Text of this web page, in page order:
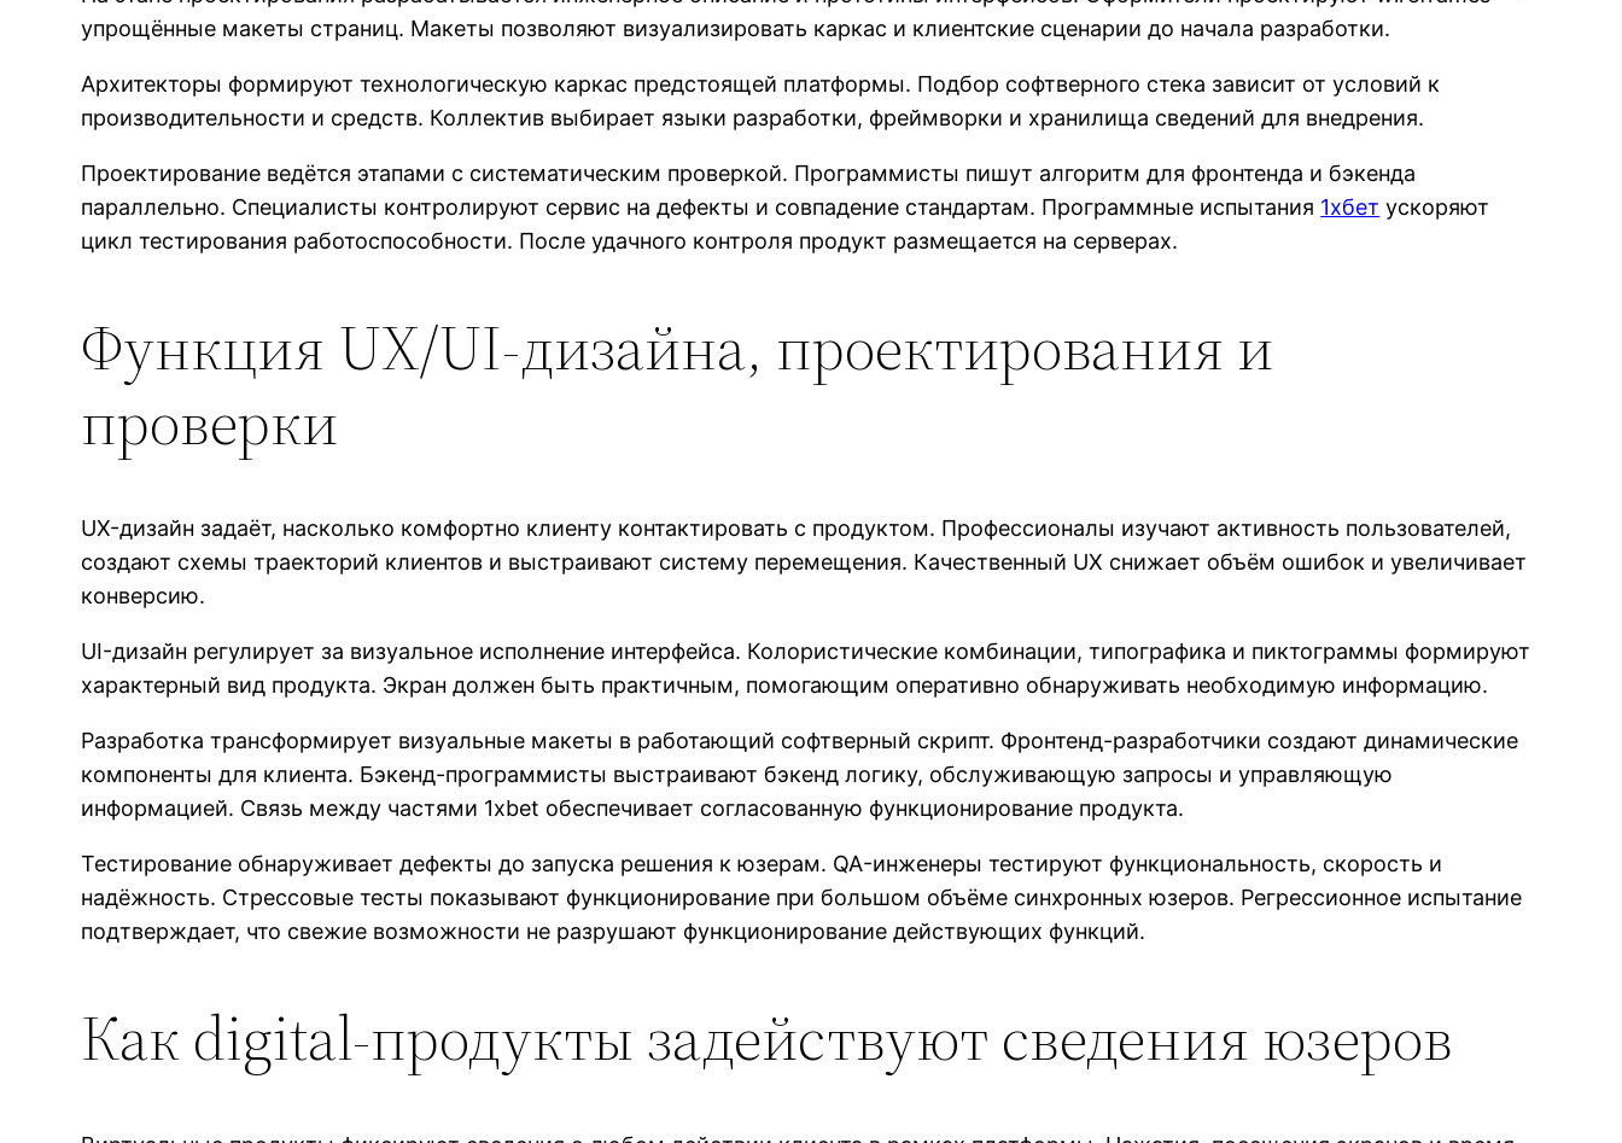
упрощённые макеты страниц. Макеты позволяют визуализировать каркас и клиентские сценарии до начала разработки.
Архитекторы формируют технологическую каркас предстоящей платформы. Подбор софтверного стека зависит от условий к
производительности и средств. Коллектив выбирает языки разработки, фреймворки и хранилища сведений для внедрения.
Проектирование ведётся этапами с систематическим проверкой. Программисты пишут алгоритм для фронтенда и бэкенда
параллельно. Специалисты контролируют сервис на дефекты и совпадение стандартам. Программные испытания 1хбет ускоряют
цикл тестирования работоспособности. После удачного контроля продукт размещается на серверах.
Функция UX/UI-дизайна, проектирования и
проверки
UX-дизайн задаёт, насколько комфортно клиенту контактировать с продуктом. Профессионалы изучают активность пользователей,
создают схемы траекторий клиентов и выстраивают систему перемещения. Качественный UX снижает объём ошибок и увеличивает
конверсию.
UI-дизайн регулирует за визуальное исполнение интерфейса. Колористические комбинации, типографика и пиктограммы формируют
характерный вид продукта. Экран должен быть практичным, помогающим оперативно обнаруживать необходимую информацию.
Разработка трансформирует визуальные макеты в работающий софтверный скрипт. Фронтенд-разработчики создают динамические
компоненты для клиента. Бэкенд-программисты выстраивают бэкенд логику, обслуживающую запросы и управляющую
информацией. Связь между частями 1xbet обеспечивает согласованную функционирование продукта.
Тестирование обнаруживает дефекты до запуска решения к юзерам. QA-инженеры тестируют функциональность, скорость и
надёжность. Стрессовые тесты показывают функционирование при большом объёме синхронных юзеров. Регрессионное испытание
подтверждает, что свежие возможности не разрушают функционирование действующих функций.
Как digital-продукты задействуют сведения юзеров